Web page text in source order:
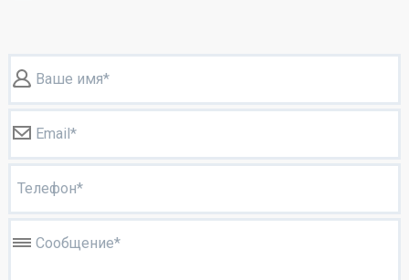
Ваше имя*
Email*
Телефон*
Сообщение*